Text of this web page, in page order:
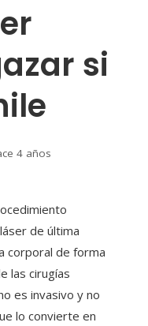
si
4 años
de última
corporal de forma
las cirugías
es invasivo y no
lo convierte en